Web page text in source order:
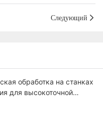
Следующий
обработка на станках
для высокоточной